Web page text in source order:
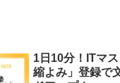
1日10分！ITマ
縮よみ」登録で